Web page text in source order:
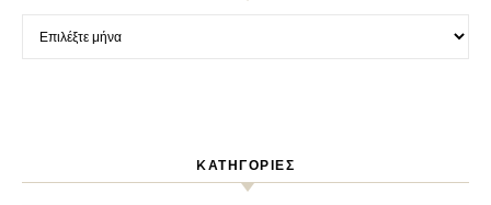
KΑΤΗΓΟΡΊΕΣ